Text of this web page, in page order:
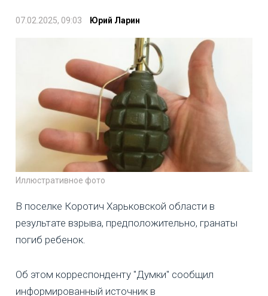
07.02.2025, 09:03 Юрий Ларин
Иллюстративное фото
В поселке Коротич Харьковской области в
результате взрыва, предположительно, гранаты
погиб ребенок.
Об этом корреспонденту "Думки" сообщил
информированный источник в